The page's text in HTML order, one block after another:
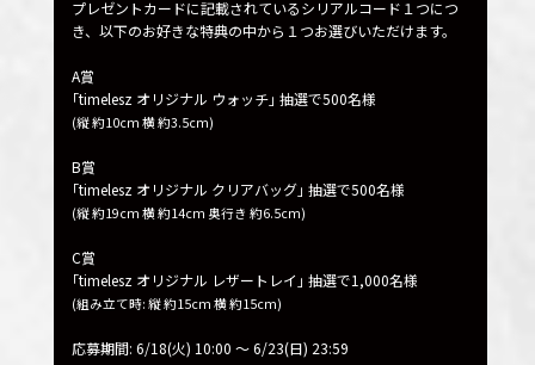
プレゼントカードに記載されているシリアルコード１つにつ
き、以下のお好きな特典の中から１つお選びいただけます。
A賞
｢timelesz オリジナル ウォッチ｣ 抽選で500名様
(縦 約10cm 横 約3.5cm)
B賞
｢timelesz オリジナル クリアバッグ｣ 抽選で500名様
(縦 約19cm 横 約14cm 奥行き 約6.5cm)
C賞
｢timelesz オリジナル レザートレイ｣ 抽選で1,000名様
(組み立て時: 縦 約15cm 横 約15cm)
応募期間: 6/18(火) 10:00 〜 6/23(日) 23:59